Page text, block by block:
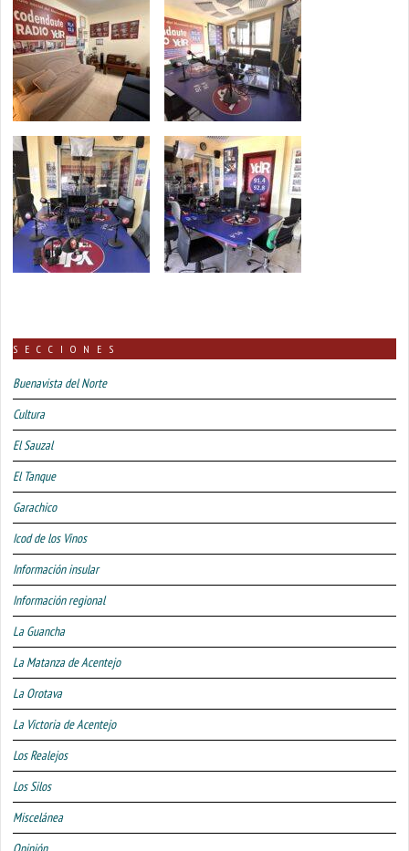
SECCIONES
Buenavista del Norte
Cultura
El Sauzal
El Tanque
Garachico
Icod de los Vinos
Información insular
Información regional
La Guancha
La Matanza de Acentejo
La Orotava
La Victoria de Acentejo
Los Realejos
Los Silos
Miscelánea